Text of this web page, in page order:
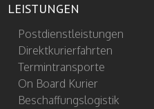
LEISTUNGEN
Postdienstleistungen
Direktkurierfahrten
Termintransporte
On Board Kurier
Beschaffungslogistik